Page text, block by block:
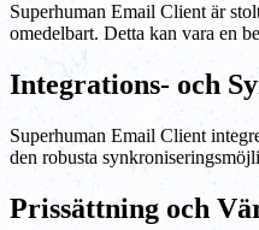
Superhuman Email Client är
omedelbart. Detta kan vara en
Integrations- och
Superhuman Email Client
den robusta
Prissättning och